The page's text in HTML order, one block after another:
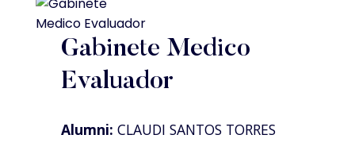
Gabinete Medico
Evaluador
Alumni: CLAUDI SANTOS TORRES